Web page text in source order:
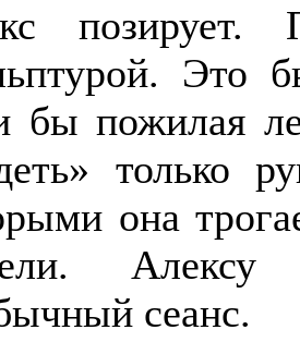
позирует.
Это
бы пожилая
только
она
Алексу
сеанс.